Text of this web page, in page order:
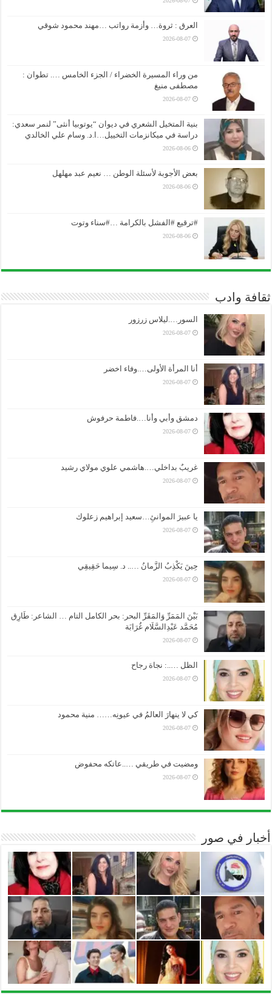
العرق : ثروة… وأزمة رواتب …مهند محمود شوقي
2026-08-07
من وراء المسيرة الخضراء / الجزء الخامس …. تطوان :
مصطفى منيغ
2026-08-07
بنية المتخيل الشعري في ديوان “يوتوبيا أنثى” لنمر سعدي:
دراسة في ميكانزمات التخييل…ا.د. وسام علي الخالدي
2026-08-06
بعض الأجوبة لأسئلة الوطن … نعيم عبد مهلهل
2026-08-06
#ترقيع #الفشل بالكرامة …#سناء وتوت
2026-08-06
ثقافة وادب
السور….ليلاس زرزور
2026-08-07
أنا المرأة الأولى….وفاء اخضر
2026-08-07
دمشق وأبي وأنا….فاطمة حرفوش
2026-08-07
غريبٌ بداخلي….هاشمي علوي مولاي رشيد
2026-08-07
يا عبيرَ الموانئِ…سعيد إبراهيم زعلوك
2026-08-07
حِينَ يَكْذِبُ الزَّمانُ ….. د. سِيما حَقِيقِي
2026-08-07
بَيْنَ المَمَرِّ وَالمَقَرِّ البحر: بحر الكامل التام … الشاعر: طَارِق
مُحَمَّد عَبْدِالسَّلَام غُرَابَة
2026-08-07
الظل …..: نجاة رجاح
2026-08-07
كي لا ينهارَ العالمُ في عيونِه…… منية محمود
2026-08-07
ومضيت في طريقي …..عاتكه محفوض
2026-08-07
أخبار في صور